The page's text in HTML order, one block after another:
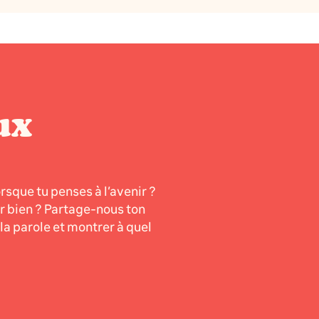
tu penses à l’avenir ?
bien ? Partage-nous ton
parole et montrer à quel